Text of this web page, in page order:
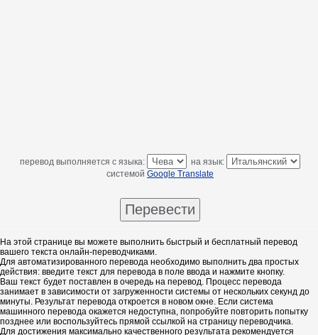
перевод выполняется с языка:
на язык:
системой Google Translate
На этой странице вы можете выполнить быстрый и бесплатный перевод
вашего текста онлайн-переводчиками.
Для автоматизированного перевода необходимо выполнить два простых
действия: введите текст для перевода в поле ввода и нажмите кнопку.
Ваш текст будет поставлен в очередь на перевод. Процесс перевода
занимает в зависимости от загруженности системы от нескольких секунд до
минуты. Результат перевода откроется в новом окне. Если система
машинного перевода окажется недоступна, попробуйте повторить попытку
позднее или воспользуйтесь прямой ссылкой на страницу переводчика.
Для достижения максимально качественного результата рекомендуется